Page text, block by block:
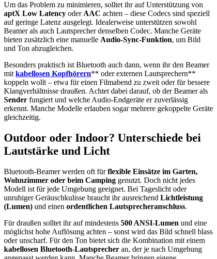
Um das Problem zu minimieren, solltet ihr auf Unterstützung von
aptX Low Latency oder AAC achten – diese Codecs sind speziell
auf geringe Latenz ausgelegt. Idealerweise unterstützen sowohl
Beamer als auch Lautsprecher denselben Codec. Manche Geräte
bieten zusätzlich eine manuelle Audio-Sync-Funktion, um Bild
und Ton abzugleichen.
Besonders praktisch ist Bluetooth auch dann, wenn ihr den Beamer
mit kabellosen Kopfhörern** oder externen Lautsprechern**
koppeln wollt – etwa für einen Filmabend zu zweit oder für bessere
Klangverhältnisse draußen. Achtet dabei darauf, ob der Beamer als
Sender fungiert und welche Audio-Endgeräte er zuverlässig
erkennt. Manche Modelle erlauben sogar mehrere gekoppelte Geräte
gleichzeitig.
Outdoor oder Indoor? Unterschiede bei
Lautstärke und Licht
Bluetooth-Beamer werden oft fürflexible Einsätze im Garten,
Wohnzimmer oder beim Camping genutzt. Doch nicht jedes
Modell ist für jede Umgebung geeignet. Bei Tageslicht oder
unruhiger Geräuschkulisse braucht ihr ausreichend Lichtleistung
(Lumen) und einen ordentlichen Lautsprecheranschluss.
Für draußen solltet ihr auf mindestens 500 ANSI-Lumen und eine
möglichst hohe Auflösung achten – sonst wird das Bild schnell blass
oder unscharf. Für den Ton bietet sich die Kombination mit einem
kabellosen Bluetooth-Lautsprecher an, der je nach Umgebung